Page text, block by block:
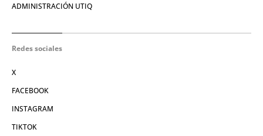
ADMINISTRACIÓN UTIQ
Redes sociales
X
FACEBOOK
INSTAGRAM
TIKTOK